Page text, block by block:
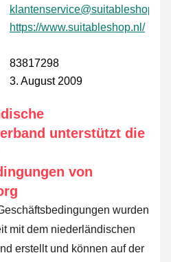
klantenservice@suitableshop.nl
https://www.suitableshop.nl/
83817298
3. August 2009
unterstützt die
von
wurden
mit dem niederländischen
erstellt und können auf der